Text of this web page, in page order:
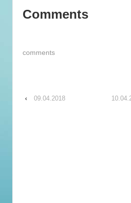
Comments
comments
‹ 09.04.2018